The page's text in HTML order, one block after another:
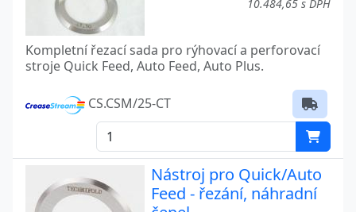
10.484,65 s DPH
Kompletní řezací sada pro rýhovací a perforovací
stroje Quick Feed, Auto Feed, Auto Plus.
CS.CSM/25-CT
Nástroj pro Quick/Auto
Feed - řezání, náhradní